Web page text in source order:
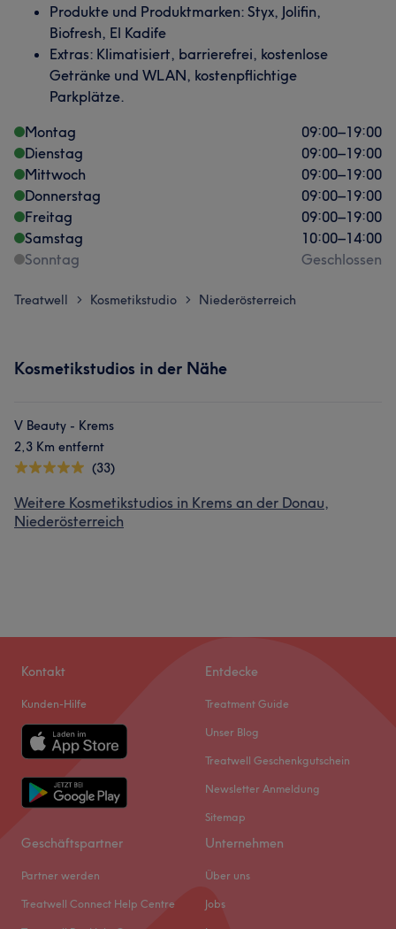
Produkte und Produktmarken: Styx, Jolifin,
Biofresh, El Kadife
Extras: Klimatisiert, barrierefrei, kostenlose
Getränke und WLAN, kostenpflichtige
Parkplätze.
Montag
09:00–19:00
Dienstag
09:00–19:00
Mittwoch
09:00–19:00
Donnerstag
09:00–19:00
Freitag
09:00–19:00
Samstag
10:00–14:00
Sonntag
Geschlossen
Treatwell > Kosmetikstudio > Niederösterreich
Kosmetikstudios in der Nähe
V Beauty - Krems
2,3 Km entfernt
(33)
Weitere Kosmetikstudios in Krems an der Donau,
Niederösterreich
Kontakt
Kunden-Hilfe
Entdecke
Treatment Guide
Unser Blog
Treatwell Geschenkgutschein
Newsletter Anmeldung
Sitemap
Geschäftspartner
Partner werden
Treatwell Connect Help Centre
Unternehmen
Über uns
Jobs